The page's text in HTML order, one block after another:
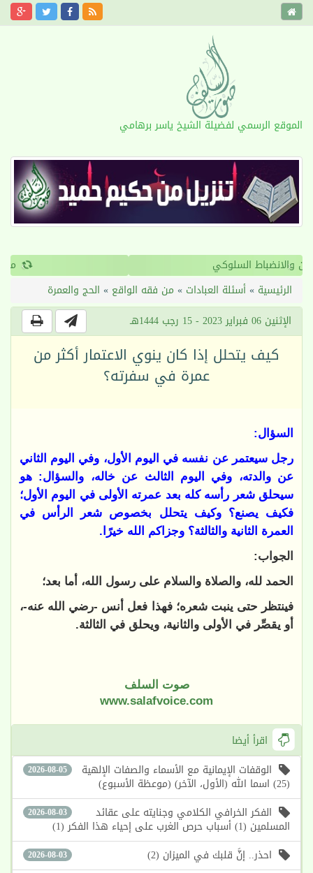
الموقع الرسمي لفضيلة الشيخ ياسر برهامي
‹
›
الرئيسية »أسئلة العبادات » من فقه الواقع » الحج والعمرة
الإثنين 06 فبراير 2023 - 15 رجب 1444هـ
كيف يتحلل إذا كان ينوي الاعتمار أكثر من
عمرة في سفرته؟
السؤال:
رجل سيعتمر عن نفسه في اليوم الأول، وفي اليوم الثاني
عن والدته، وفي اليوم الثالث عن خاله، والسؤال: هو
سيحلق شعر رأسه كله بعد عمرته الأولى في اليوم الأول؛
فكيف يصنع؟ وكيف يتحلل بخصوص شعر الرأس في
العمرة الثانية والثالثة؟ وجزاكم الله خيرًا.
الجواب:
الحمد لله، والصلاة والسلام على رسول الله، أما بعد؛
فينتظر حتى ينبت شعره؛ فهذا فعل أنس -رضي الله عنه-،
أو يقصِّر في الأولى والثانية، ويحلق في الثالثة.
صوت السلف
www.salafvoice.com
اقرأ أيضا
2026-08-05 الوقفات الإيمانية مع الأسماء والصفات الإلهية
(25) اسما الله (الأول، الآخر) (موعظة الأسبوع)
2026-08-03 الفكر الخرافي الكلامي وجنايته على عقائد
المسلمين (1) أسباب حرص الغرب على إحياء هذا الفكر (1)
2026-08-03 احذر.. إنَّ قلبك في الميزان (2)